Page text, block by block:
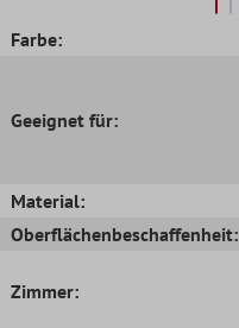
Farbe:
Geeignet für:
Material:
Oberflächenbeschaffenheit:
Zimmer: